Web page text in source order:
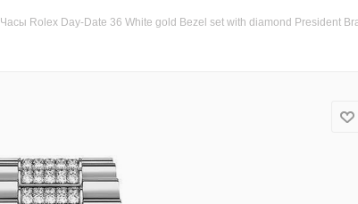
Часы Rolex Day-Date 36 White gold Bezel set with diamond President